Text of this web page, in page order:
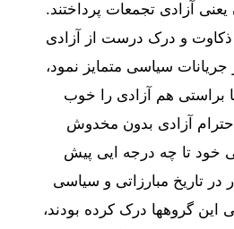
آزادی تجمعات پرداختند.
و درک درست از آزادی
جریانات سیاسی متمایز نمود،
براستی هم آزادی را خوب
آزادی بدون مخدوش
خود تا چه درجه ایی پیش
در تاریخ مبارزاتی و سیاسی
این گروهها درک کرده بودند،